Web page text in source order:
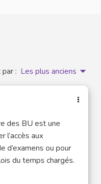
: Les plus anciens
des BU est une
l’accès aux
d’examens ou pour
du temps chargés.